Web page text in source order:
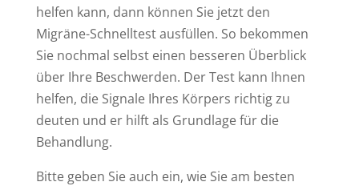
helfen kann, dann können Sie jetzt den
Migräne-Schnelltest ausfüllen. So bekommen
Sie nochmal selbst einen besseren Überblick
über Ihre Beschwerden. Der Test kann Ihnen
helfen, die Signale Ihres Körpers richtig zu
deuten und er hilft als Grundlage für die
Behandlung.
Bitte geben Sie auch ein, wie Sie am besten